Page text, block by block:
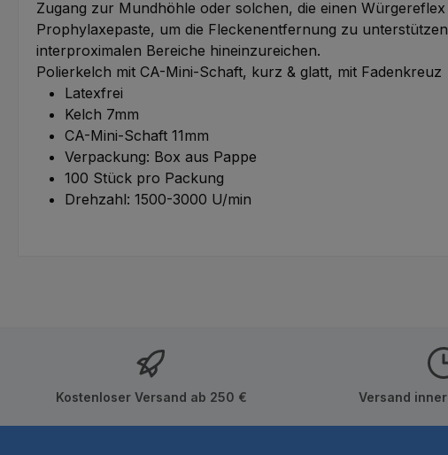
Zugang zur Mundhöhle oder solchen, die einen
Prophylaxepaste, um die Fleckenentfernung zu
interproximalen Bereiche hineinzureichen.
Polierkelch mit CA-Mini-Schaft, kurz & glatt, mit Fadenkreuz
Latexfrei
Kelch 7mm
CA-Mini-Schaft 11mm
Verpackung: Box aus Pappe
100 Stück pro Packung
Drehzahl: 1500-3000 U/min
Kostenloser Versand ab 250 € Versand